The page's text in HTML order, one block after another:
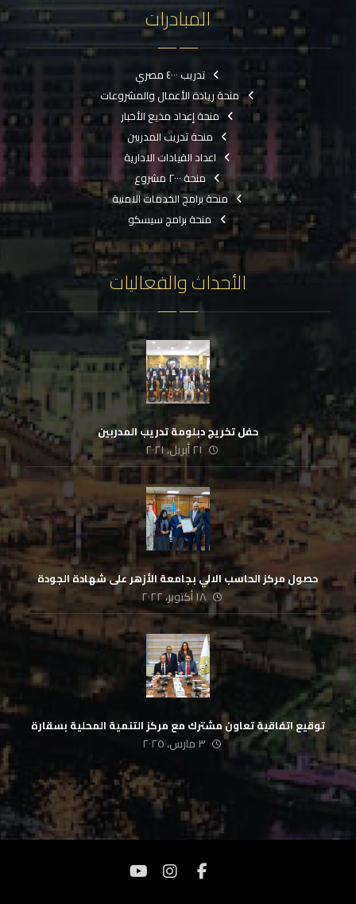
المبادرات
تدريب ٤٠٠٠ مصري
منحة ريادة الأعمال والمشروعات
منحة إعداد مذيع الأخبار
منحة تدريب المدربين
اعداد القيادات الادارية
منحة ٢٠٠٠ مشروع
منحة برامج الخدمات الامنية
منحة برامج سيسكو
الأحداث والفعاليات
حفل تخريج دبلومة تدريب المدربين
٢١ أبريل، ٢٠٢١
حصول مركز الحاسب الالي بجامعة الأزهر على شهادة الجودة
١٨ أكتوبر، ٢٠٢٢
توقيع اتفاقية تعاون مشترك مع مركز التنمية المحلية بسقارة
٣ مارس، ٢٠٢٥